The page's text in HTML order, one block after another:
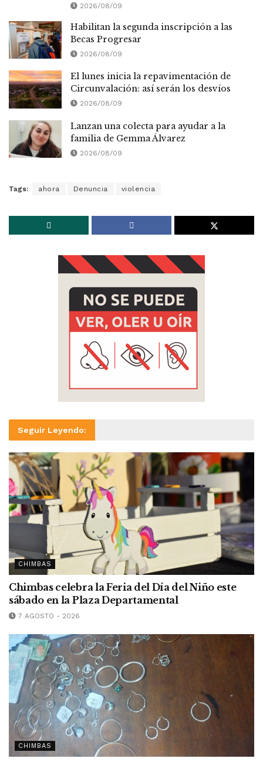
2026/08/09
Habilitan la segunda inscripción a las
Becas Progresar
2026/08/09
El lunes inicia la repavimentación de
Circunvalación: así serán los desvíos
2026/08/09
Lanzan una colecta para ayudar a la
familia de Gemma Álvarez
2026/08/09
Tags: ahora Denuncia violencia
Seguir Leyendo:
CHIMBAS
Chimbas celebra la Feria del Día del Niño este
sábado en la Plaza Departamental
7 AGOSTO - 2026
CHIMBAS